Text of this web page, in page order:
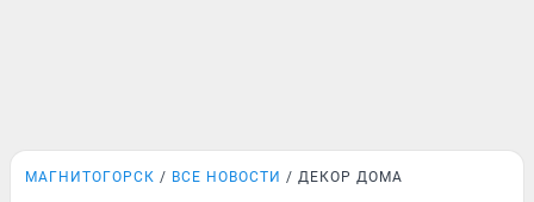
МАГНИТОГОРСК ВСЕ НОВОСТИ ДЕКОР ДОМА